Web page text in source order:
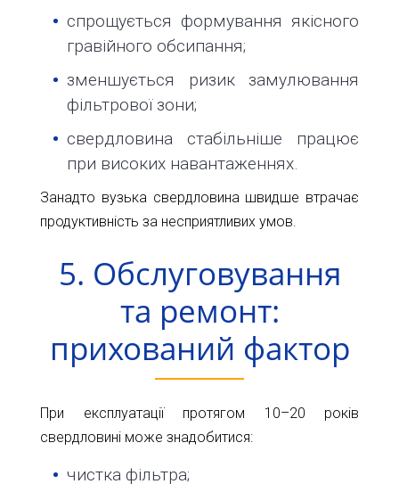
спрощується формування якісного
гравійного обсипання;
зменшується ризик замулювання
фільтрової зони;
свердловина стабільніше працює
при високих навантаженнях.
Занадто вузька свердловина швидше втрачає
продуктивність за несприятливих умов.
5. Обслуговування
та ремонт:
прихований фактор
При експлуатації протягом 10–20 років
свердловині може знадобитися:
чистка фільтра;